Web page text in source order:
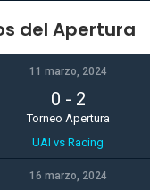
del Apertura
11 marzo, 2024
0 - 2
Torneo Apertura
UAI vs Racing
16 marzo, 2024